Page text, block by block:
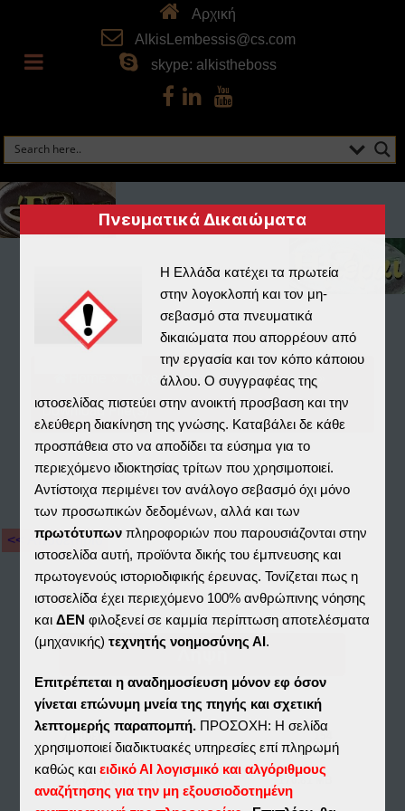
Αρχική
AlkisLembessis@cs.com
skype: alkistheboss
Αρχειοφύλαξ » Αποθετήριο
Download File(s)
<< Αποθετήριο
Λήψη
Λήψεις
Μέγεθος πακέτου 170.81 MB
Πνευματικά Δικαιώματα
Η Ελλάδα κατέχει τα πρωτεία
στην λογοκλοπή και τον μη-
σεβασμό στα πνευματικά
δικαιώματα που απορρέουν από
την εργασία και τον κόπο κάποιου
άλλου. Ο συγγραφέας της
ιστοσελίδας πιστεύει στην ανοικτή προσβαση και την
ελεύθερη διακίνηση της γνώσης. Καταβάλει δε κάθε
προσπάθεια στο να αποδίδει τα εύσημα για το
περιεχόμενο ιδιοκτησίας τρίτων που χρησιμοποιεί.
Αντίστοιχα περιμένει τον ανάλογο σεβασμό όχι μόνο
των προσωπικών δεδομένων, αλλά και των
πρωτότυπων πληροφοριών που παρουσιάζονται στην
ιστοσελίδα αυτή, προϊόντα δικής του έμπνευσης και
πρωτογενούς ιστοριοδιφικής έρευνας. Τονίζεται πως η
ιστοσελίδα έχει περιεχόμενο 100% ανθρώπινης νόησης
καιΔΕΝ φιλοξενεί σε καμμία περίπτωση αποτελέσματα
(μηχανικής)τεχνητής νοημοσύνης ΑΙ.
Επιτρέπεται η αναδημοσίευση μόνον εφ όσον
γίνεται επώνυμη μνεία της πηγής και σχετική
λεπτομερής παραπομπή. ΠΡΟΣΟΧΗ: Η σελίδα
χρησιμοποιεί διαδικτυακές υπηρεσίες επί πληρωμή
καθώς καιειδικό ΑΙ λογισμικό και αλγόριθμους
αναζήτησης για την μη εξουσιοδοτημένη